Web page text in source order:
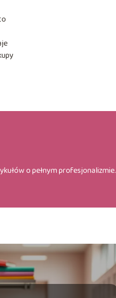
o pełnym profesjonalizmie.